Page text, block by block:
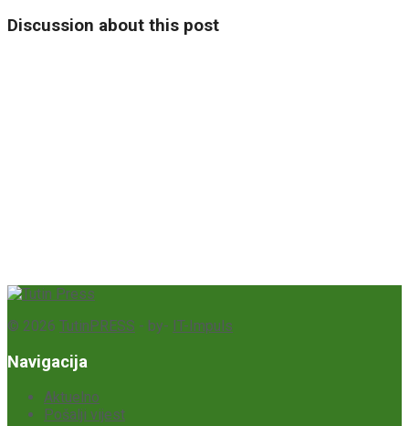
Discussion about this post
© 2026 TutinPRESS - by- IT-Impuls
Navigacija
Aktuelno
Pošalji vijest